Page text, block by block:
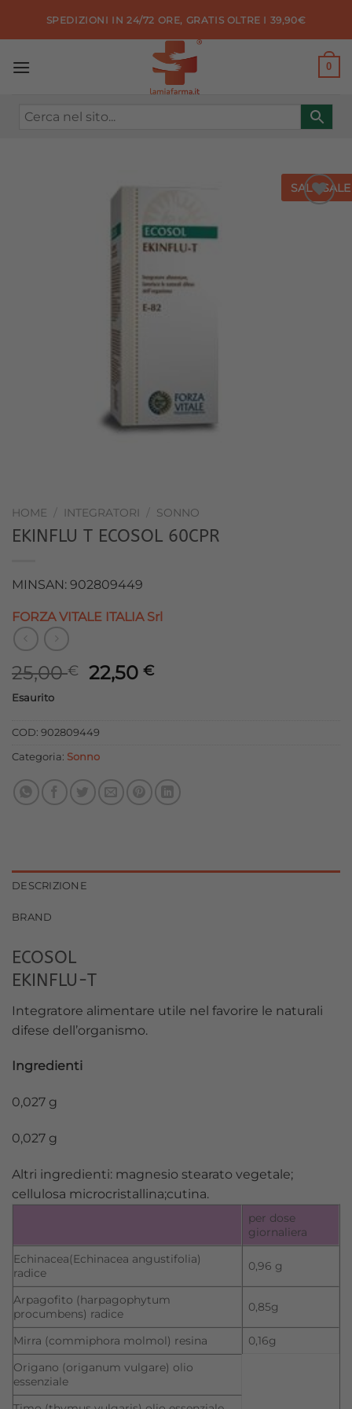
SPEDIZIONI IN 24/72 ORE, GRATIS OLTRE I 39,90€
0
SALE SALE
HOME / INTEGRATORI / SONNO
EKINFLU T ECOSOL 60CPR
MINSAN: 902809449
FORZA VITALE ITALIA Srl
25,00€
Il
era:
22,50€Il
Esaurito
COD: 902809449
Categoria: Sonno
DESCRIZIONE
BRAND
ECOSOL
EKINFLU-T
Integratore alimentare utile nel favorire le naturali
difese dell’organismo.
Ingredienti
0,027 g
0,027 g
Altri ingredienti: magnesio stearato vegetale;
cellulosa microcristallina;cutina.
per dose
giornaliera
Echinacea(Echinacea angustifolia)
radice
0,96 g
Arpagofito (harpagophytum
procumbens) radice
0,85g
Mirra (commiphora molmol) resina
0,16g
Origano (origanum vulgare) olio
essenziale